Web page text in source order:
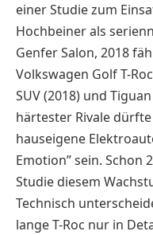
einer Studie zum
Hochbeiner als
Genfer Salon, 2018
Volkswagen Golf T-
SUV (2018) und
härtester Rivale
hauseigene
Emotion” sein. Schon
Studie diesem
Technisch
lange T-Roc nur in